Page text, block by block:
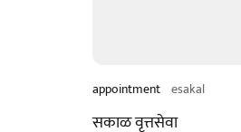
appointment esakal
सकाळ वृत्तसेवा